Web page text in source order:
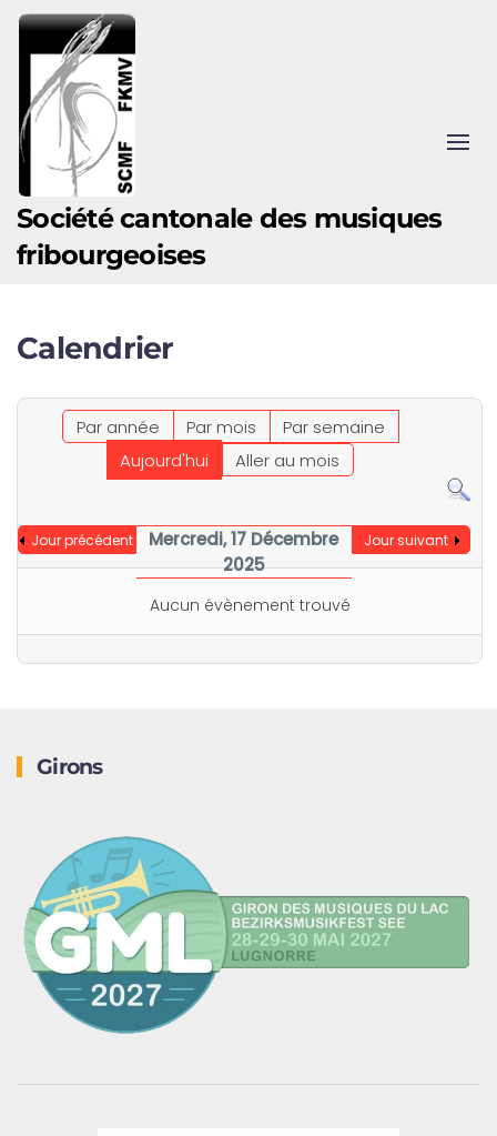
Accéder au contenu principal
Société cantonale des musiques
fribourgeoises
Calendrier
Par année Par mois
Par semaine
Aujourd'hui
Aller au mois
Jour précédent
Mercredi, 17 Décembre
2025
Jour suivant
Aucun évènement trouvé
Girons